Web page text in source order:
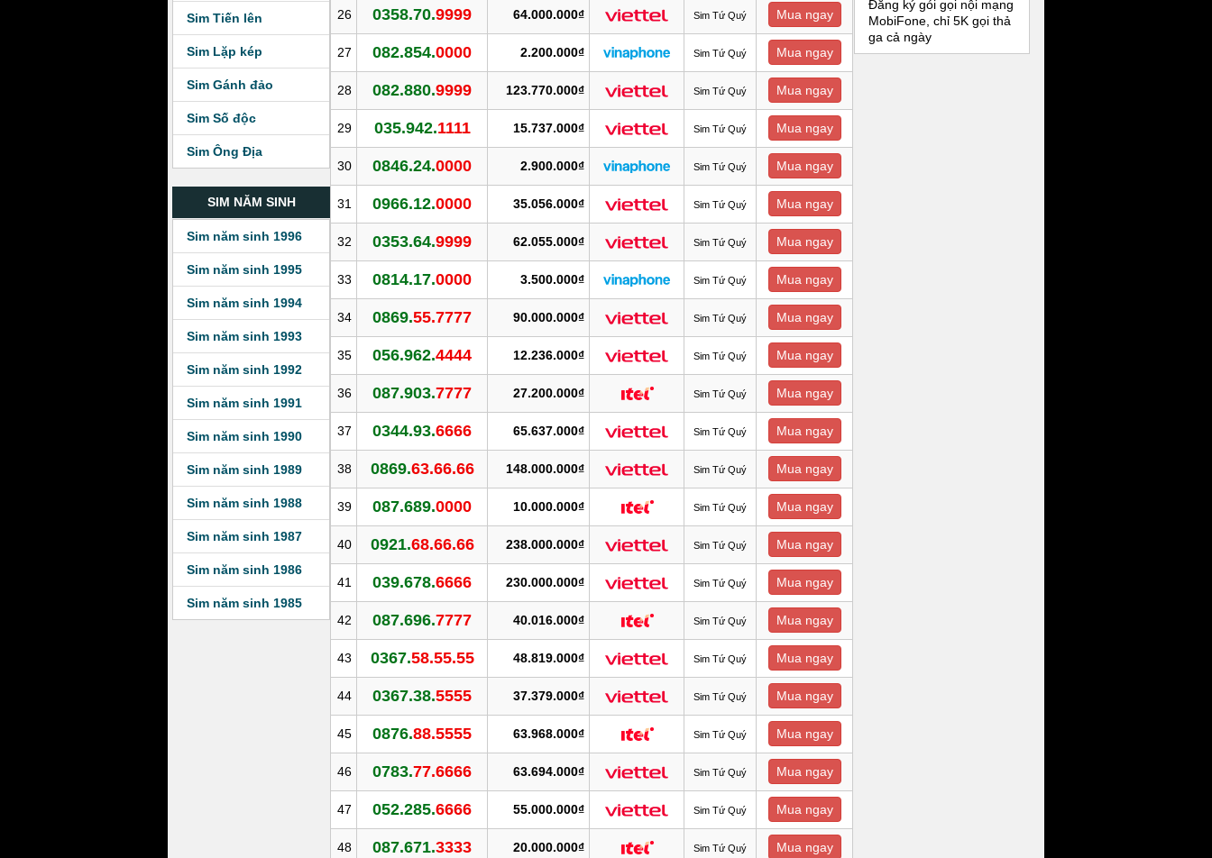
Sim Tiến lên
Sim Lặp kép
Sim Gánh đảo
Sim Số độc
Sim Ông Địa
SIM NĂM SINH
Sim năm sinh 1996
Sim năm sinh 1995
Sim năm sinh 1994
Sim năm sinh 1993
Sim năm sinh 1992
Sim năm sinh 1991
Sim năm sinh 1990
Sim năm sinh 1989
Sim năm sinh 1988
Sim năm sinh 1987
Sim năm sinh 1986
Sim năm sinh 1985
26 0358.70.9999 64.000.000₫ Sim Tứ Quý Mua ngay
27 082.854.0000 2.200.000₫ Sim Tứ Quý Mua ngay
28 082.880.9999 123.770.000₫ Sim Tứ Quý Mua ngay
29 035.942.1111 15.737.000₫ Sim Tứ Quý Mua ngay
30 0846.24.0000 2.900.000₫ Sim Tứ Quý Mua ngay
31 0966.12.0000 35.056.000₫ Sim Tứ Quý Mua ngay
32 0353.64.9999 62.055.000₫ Sim Tứ Quý Mua ngay
33 0814.17.0000 3.500.000₫ Sim Tứ Quý Mua ngay
34 0869.55.7777 90.000.000₫ Sim Tứ Quý Mua ngay
35 056.962.4444 12.236.000₫ Sim Tứ Quý Mua ngay
36 087.903.7777 27.200.000₫ Sim Tứ Quý Mua ngay
37 0344.93.6666 65.637.000₫ Sim Tứ Quý Mua ngay
38 0869.63.66.66 148.000.000₫ Sim Tứ Quý Mua ngay
39 087.689.0000 10.000.000₫ Sim Tứ Quý Mua ngay
40 0921.68.66.66 238.000.000₫ Sim Tứ Quý Mua ngay
41 039.678.6666 230.000.000₫ Sim Tứ Quý Mua ngay
42 087.696.7777 40.016.000₫ Sim Tứ Quý Mua ngay
43 0367.58.55.55 48.819.000₫ Sim Tứ Quý Mua ngay
44 0367.38.5555 37.379.000₫ Sim Tứ Quý Mua ngay
45 0876.88.5555 63.968.000₫ Sim Tứ Quý Mua ngay
46 0783.77.6666 63.694.000₫ Sim Tứ Quý Mua ngay
47 052.285.6666 55.000.000₫ Sim Tứ Quý Mua ngay
48 087.671.3333 20.000.000₫ Sim Tứ Quý Mua ngay
Đăng ký gói gọi nội mạng
MobiFone, chỉ 5K gọi thả
ga cả ngày